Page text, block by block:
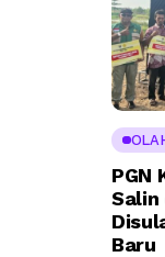
PGN
Salin
Baru